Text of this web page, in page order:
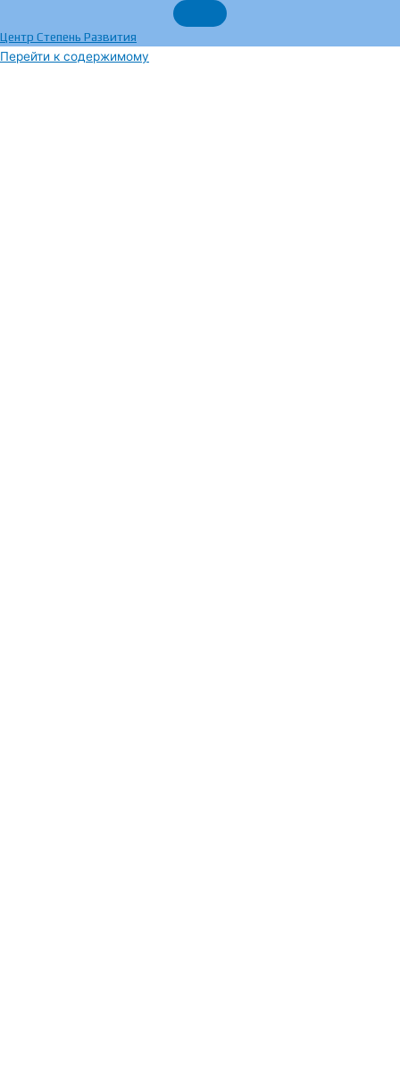
Центр Степень Развития
Перейти к содержимому